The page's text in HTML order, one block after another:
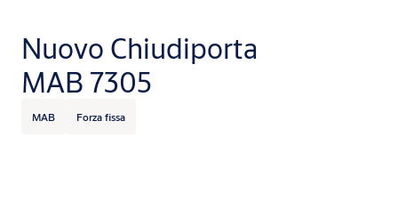
Nuovo Chiudiporta
MAB 7305
MAB Forza fissa